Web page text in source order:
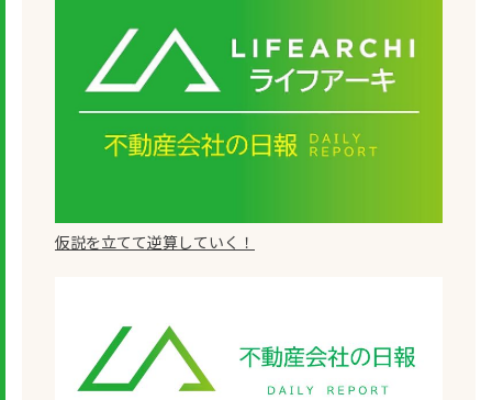
仮説を立てて逆算していく！